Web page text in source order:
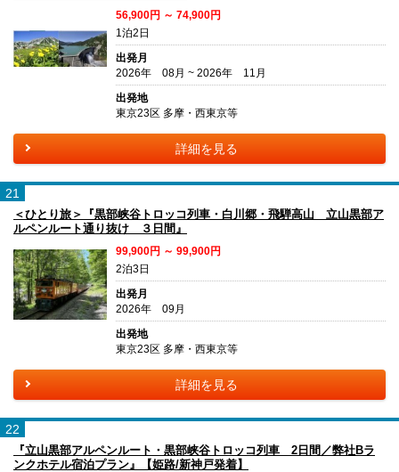
56,900円 ～ 74,900円
1泊2日
出発月
2026年 08月 ~ 2026年 11月
出発地
東京23区 多摩・西東京等
詳細を見る
21
＜ひとり旅＞『黒部峡谷トロッコ列車・白川郷・飛騨高山 立山黒部ア
ルペンルート通り抜け ３日間』
99,900円 ～ 99,900円
2泊3日
出発月
2026年 09月
出発地
東京23区 多摩・西東京等
詳細を見る
22
『立山黒部アルペンルート・黒部峡谷トロッコ列車 2日間／弊社Bラ
ンクホテル宿泊プラン』【姫路/新神戸発着】